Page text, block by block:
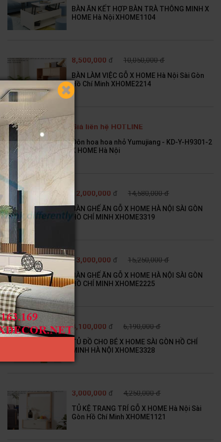
BÀN ĂN KẾT HỢP BÀN TRÀ THÔNG MINH X
HOME Hà Nội XHOME1104
8,500,000 đ 10,050,000 đ
BÀN LÀM VIỆC GỖ X HOME Hà Nội Sài Gòn
Hồ Chí Minh XHOME2214
Giá liên hệ HOTLINE
Đôn hoa hoa nhỏ Yumujiang - KD-Y-H9301-2
X HOME Hà Nội
12,000,000 đ 14,580,000 đ
BÀN GHẾ ĂN GỖ X HOME HÀ NỘI SÀI GÒN
HỒ CHÍ MINH XHOME3319
13,000,000 đ 15,250,000 đ
BÀN GHẾ ĂN GỖ X HOME HÀ NỘI SÀI GÒN
HỒ CHÍ MINH XHOME2225
4,100,000 đ 6,190,000 đ
TỦ ĐỒ CHO BÉ X HOME SÀI GÒN HỒ CHÍ
MINH HÀ NỘI XHOME3328
3,000,000 đ 4,250,000 đ
TỦ KỆ TRANG TRÍ GỖ X HOME Hà Nội Sài
Gòn Hồ Chí Minh XHOME1121